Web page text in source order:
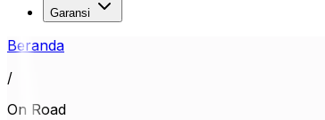
Garansi
Beranda
/
On Road